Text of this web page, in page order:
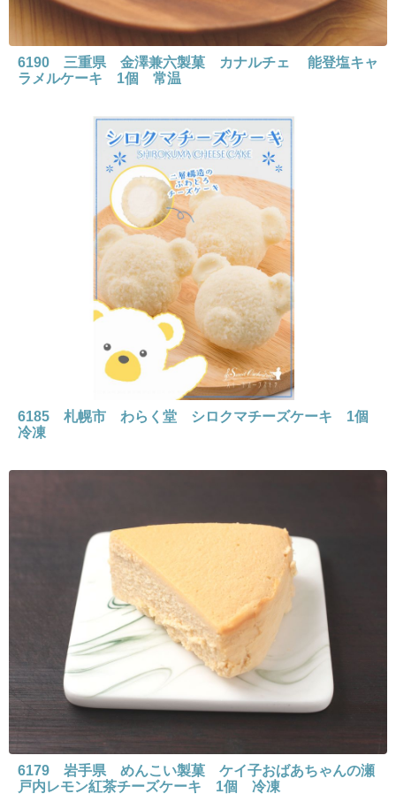
6190 三重県 金澤兼六製菓 カナルチェ 能登塩キャ
ラメルケーキ 1個 常温
6185 札幌市 わらく堂 シロクマチーズケーキ 1個
冷凍
6179 岩手県 めんこい製菓 ケイ子おばあちゃんの瀬
戸内レモン紅茶チーズケーキ 1個 冷凍